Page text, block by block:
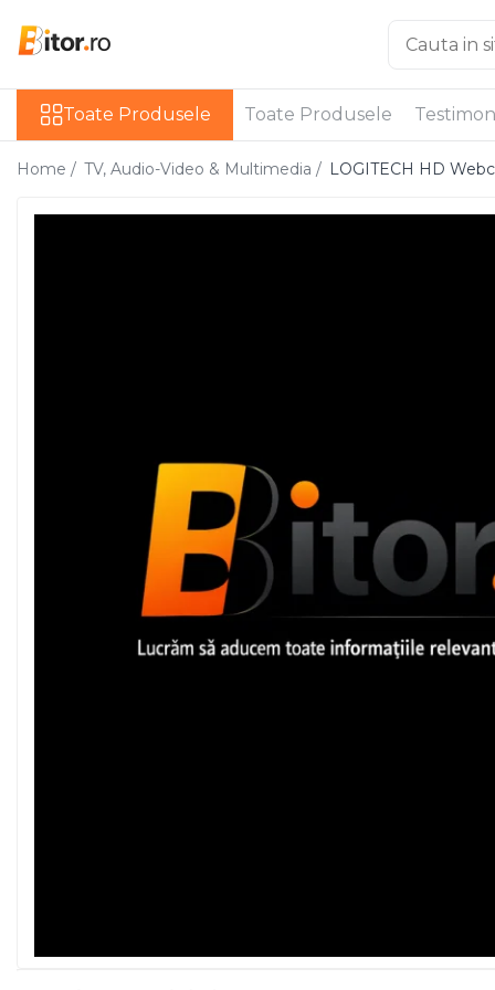
Laptop , PC, Tablete
Laptop-uri
Laptop-uri Gaming
Laptop-uri Workstation
Imprimanta Laser Color
Imprimanta Laser Mono
Imprimante Cerneală
Imprimante Matriciale
Multifuncțional Cerneală
Multifuncțional Laser Mono
Accesorii Imprimante &
Toate Produsele Toate Produsele
Home / TV, Audio-Video & Multimedia / LOGITECH HD